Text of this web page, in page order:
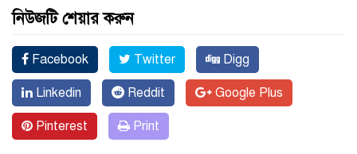
নিউজটি শেয়ার করুন
Facebook Twitter Digg
Linkedin Reddit Google Plus
Pinterest Print